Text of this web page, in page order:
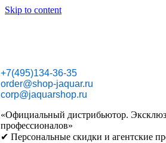
Skip to content
+7(495)134-36-35
order@shop-jaquar.ru
corp@jaquarshop.ru
«Официальный дистрибьютор.
профессионалов»
✔ Персональные скидки и агентские